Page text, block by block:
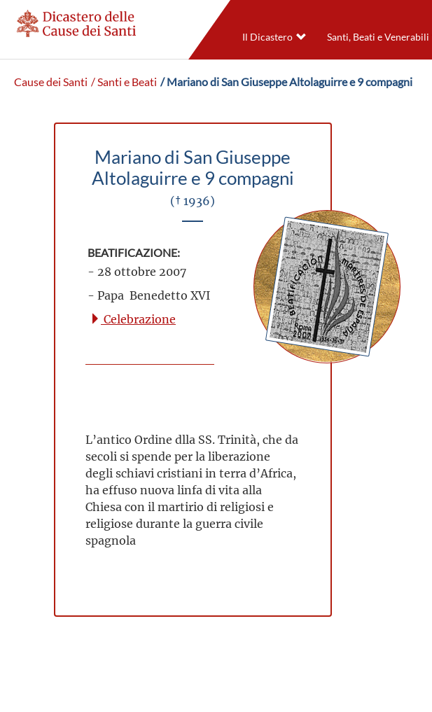
Il Dicastero Santi, Beati e Venerabili
Cause dei Santi / Santi e Beati / Mariano di San Giuseppe Altolaguirre e 9 compagni
Mariano di San Giuseppe
Altolaguirre e 9 compagni
(† 1936)
BEATIFICAZIONE:
- 28 ottobre 2007
- Papa Benedetto XVI
Celebrazione
L’antico Ordine dlla SS. Trinità, che da
secoli si spende per la liberazione
degli schiavi cristiani in terra d’Africa,
ha effuso nuova linfa di vita alla
Chiesa con il martirio di religiosi e
religiose durante la guerra civile
spagnola